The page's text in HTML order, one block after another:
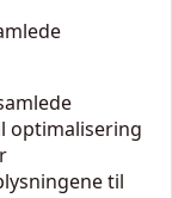
optimalisering
til